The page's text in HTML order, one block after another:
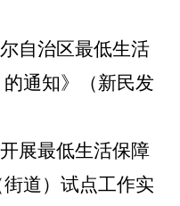
自治区最低生活
通知》（新民发
展最低生活保障
道）试点工作实